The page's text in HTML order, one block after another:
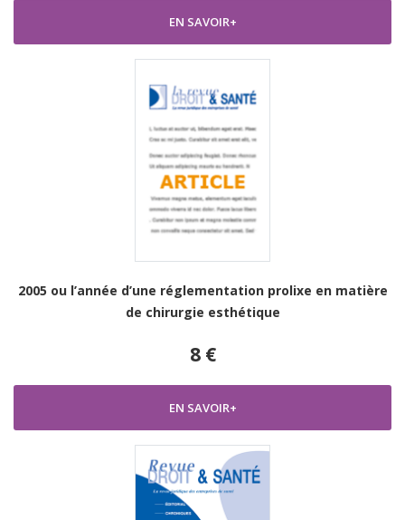
EN SAVOIR+
2005 ou l’année d’une réglementation prolixe en matière
de chirurgie esthétique
8 €
EN SAVOIR+